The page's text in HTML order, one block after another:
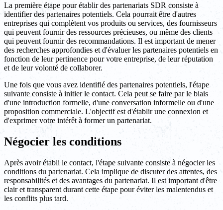
La première étape pour établir des partenariats SDR consiste à
identifier des partenaires potentiels. Cela pourrait être d'autres
entreprises qui complètent vos produits ou services, des fournisseurs
qui peuvent fournir des ressources précieuses, ou même des clients
qui peuvent fournir des recommandations. Il est important de mener
des recherches approfondies et d'évaluer les partenaires potentiels en
fonction de leur pertinence pour votre entreprise, de leur réputation
et de leur volonté de collaborer.
Une fois que vous avez identifié des partenaires potentiels, l'étape
suivante consiste à initier le contact. Cela peut se faire par le biais
d'une introduction formelle, d'une conversation informelle ou d'une
proposition commerciale. L'objectif est d'établir une connexion et
d'exprimer votre intérêt à former un partenariat.
Négocier les conditions
Après avoir établi le contact, l'étape suivante consiste à négocier les
conditions du partenariat. Cela implique de discuter des attentes, des
responsabilités et des avantages du partenariat. Il est important d'être
clair et transparent durant cette étape pour éviter les malentendus et
les conflits plus tard.